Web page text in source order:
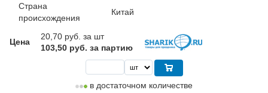
Страна
происхождения
Китай
Цена
20,70 руб. за шт
103,50 руб. за партию
в достаточном количестве